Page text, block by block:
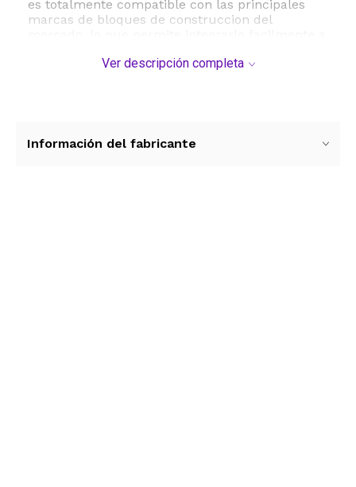
es totalmente compatible con las principales
marcas de bloques de construccion del
posibilidades de juego.
problemas y el pensamiento espacial. Al disenar
Ver descripción completa
Información del fabricante